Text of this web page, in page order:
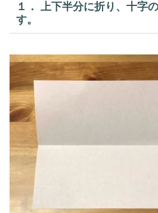
１． 上下半分に折り、十字
す。